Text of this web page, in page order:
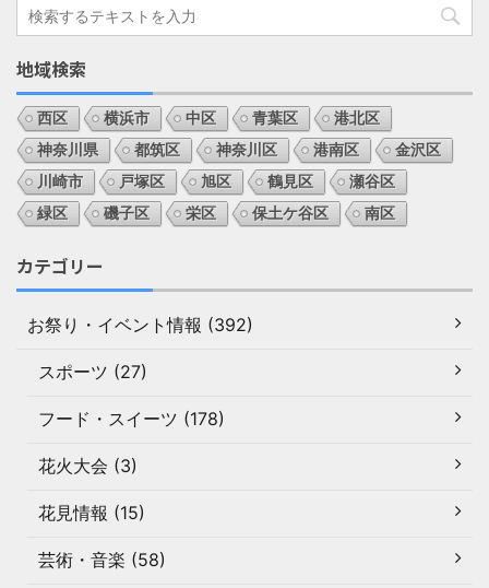
地域検索
西区 横浜市 中区 青葉区
港北区
神奈川県
都筑区 神奈川区 港南区
金沢区
川崎市
戸塚区 旭区 鶴見区
瀬谷区
緑区
磯子区 栄区 保土ケ谷区 南区
カテゴリー
お祭り・イベント情報 (392)
スポーツ (27)
フード・スイーツ (178)
花火大会 (3)
花見情報 (15)
芸術・音楽 (58)